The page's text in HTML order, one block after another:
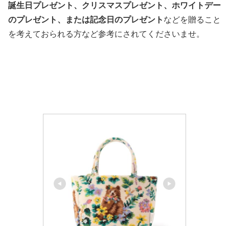
誕生日プレゼント、クリスマスプレゼント、ホワイトデー
のプレゼント、または記念日のプレゼント などを贈ること
を考えておられる方など参考にされてくださいませ。